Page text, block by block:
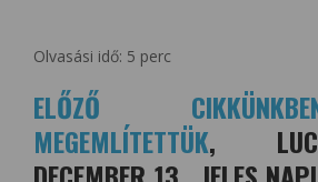
Olvasási idő: 5 perc
ELŐZŐ
MEGEMLÍTETTÜK,